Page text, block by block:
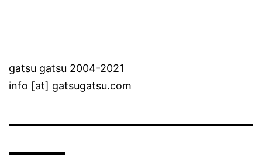
gatsu gatsu 2004-2021
info [at] gatsugatsu.com